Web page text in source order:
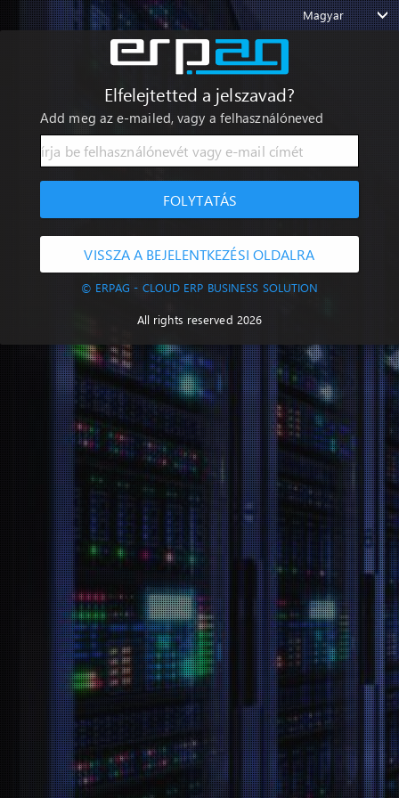
Magyar
Elfelejtetted a jelszavad?
Add meg az e-mailed, vagy a felhasználóneved
FOLYTATÁS
VISSZA A BEJELENTKEZÉSI OLDALRA
© ERPAG - CLOUD ERP BUSINESS SOLUTION
All rights reserved 2026